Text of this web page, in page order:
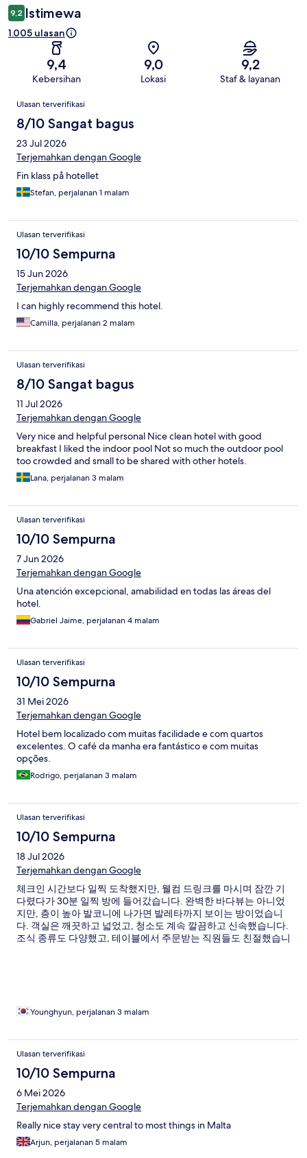
9,2 Istimewa
1.005 ulasan
9,4
Kebersihan
9,0
Lokasi
9,2
Staf & layanan
Ulasan
Ulasan terverifikasi
8/10 Sangat bagus
23 Jul 2026
Terjemahkan dengan Google
Fin klass på hotellet
Stefan, perjalanan 1 malam
Ulasan terverifikasi
10/10 Sempurna
15 Jun 2026
Terjemahkan dengan Google
I can highly recommend this hotel.
Camilla, perjalanan 2 malam
Ulasan terverifikasi
8/10 Sangat bagus
11 Jul 2026
Terjemahkan dengan Google
Very nice and helpful personal Nice clean hotel with good
breakfast I liked the indoor pool Not so much the outdoor pool
too crowded and small to be shared with other hotels.
Lana, perjalanan 3 malam
Ulasan terverifikasi
10/10 Sempurna
7 Jun 2026
Terjemahkan dengan Google
Una atención excepcional, amabilidad en todas las áreas del
hotel.
Gabriel Jaime, perjalanan 4 malam
Ulasan terverifikasi
10/10 Sempurna
31 Mei 2026
Terjemahkan dengan Google
Hotel bem localizado com muitas facilidade e com quartos
excelentes. O café da manha era fantástico e com muitas
opções.
Rodrigo, perjalanan 3 malam
Ulasan terverifikasi
10/10 Sempurna
18 Jul 2026
Terjemahkan dengan Google
체크인 시간보다 일찍 도착했지만, 웰컴 드링크를 마시며 잠깐 기
다렸다가 30분 일찍 방에 들어갔습니다. 완벽한 바다뷰는 아니었
지만, 층이 높아 발코니에 나가면 발레타까지 보이는 방이었습니
다. 객실은 깨끗하고 넓었고, 청소도 계속 깔끔하고 신속했습니다.
조식 종류도 다양했고, 테이블에서 주문받는 직원들도 친절했습니
Younghyun, perjalanan 3 malam
Ulasan terverifikasi
10/10 Sempurna
6 Mei 2026
Terjemahkan dengan Google
Really nice stay very central to most things in Malta
Arjun, perjalanan 5 malam